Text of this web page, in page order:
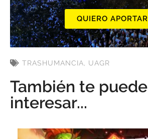
QUIERO APORTAR
TRASHUMANCIA, UAGR
También te puede
interesar...